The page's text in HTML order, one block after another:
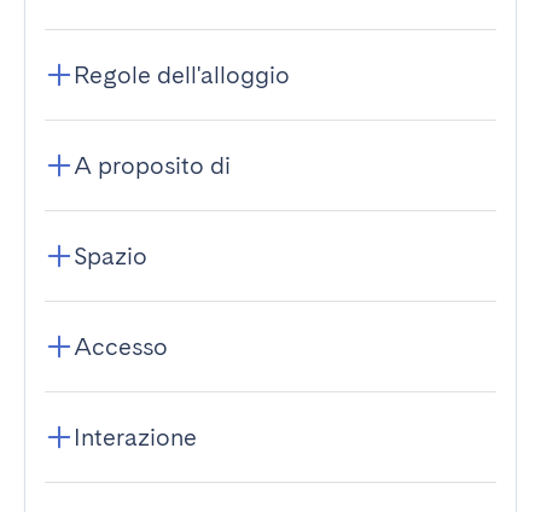
Regole dell'alloggio
A proposito di
Spazio
Accesso
Interazione